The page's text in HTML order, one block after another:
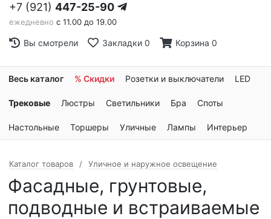
+7 (921) 447-25-90
ежедневно с 11.00 до 19.00
Вы смотрели Закладки 0 Корзина 0
Весь каталог % Скидки Розетки и выключатели LED
Трековые Люстры Светильники Бра Споты
Настольные Торшеры Уличные Лампы Интерьер
Каталог товаров Уличное и наружное освещение
Фасадные, грунтовые,
подводные и встраиваемые